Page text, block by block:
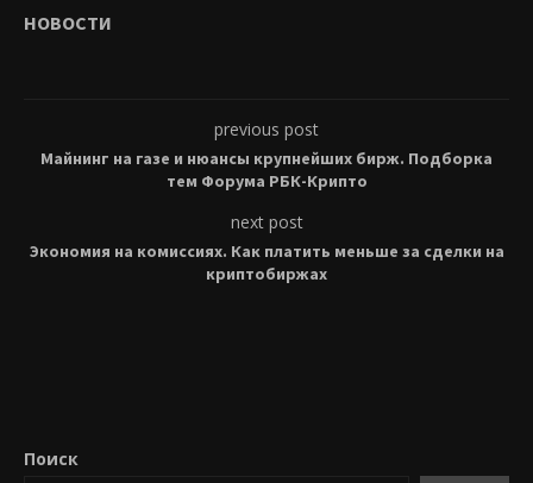
НОВОСТИ
previous post
Майнинг на газе и нюансы крупнейших бирж. Подборка
тем Форума РБК-Крипто
next post
Экономия на комиссиях. Как платить меньше за сделки на
криптобиржах
Поиск